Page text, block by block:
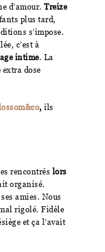
d’amour. Treize
plus tard,
s’impose.
c’est à
intime. La
dose
, ils
rencontrés lors
organisé.
amies. Nous
rigolé. Fidèle
et ça l’avait